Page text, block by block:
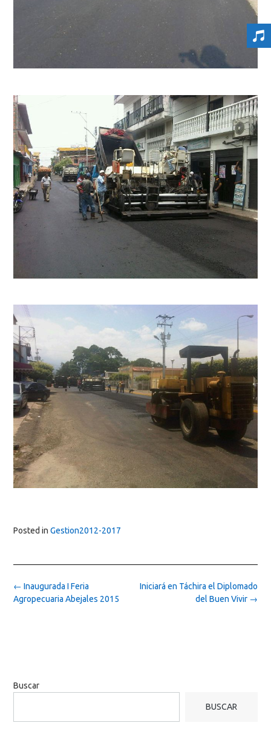
Posted in Gestion2012-2017
Post
navigation
Iniciará en Táchira el Diplomado
del Buen Vivir →
← Inaugurada I Feria
Agropecuaria Abejales 2015
Buscar
BUSCAR